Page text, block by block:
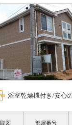
浴室乾燥機付き/安心
図 部屋番号